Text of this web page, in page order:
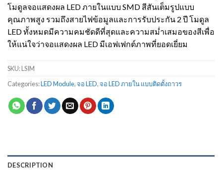
โมดูลจอแสดงผล LED ภายในแบบ SMD สีสันเต็มรูปแบบ
คุณภาพสูง รวมถึงสายไฟข้อมูลและการรับประกัน 2 ปี โมดูล
LED ทั้งหมดมีความคมชัดดีที่สุดและความสม่ำเสมอของสีเพื่อ
ให้แน่ใจว่าจอแสดงผล LED มีเอฟเฟกต์ภาพที่ยอดเยี่ยม
SKU:LSIM
Categories:LED Module,จอ LED,จอ LED ภายใน แบบติดตั้งถาวร
DESCRIPTION